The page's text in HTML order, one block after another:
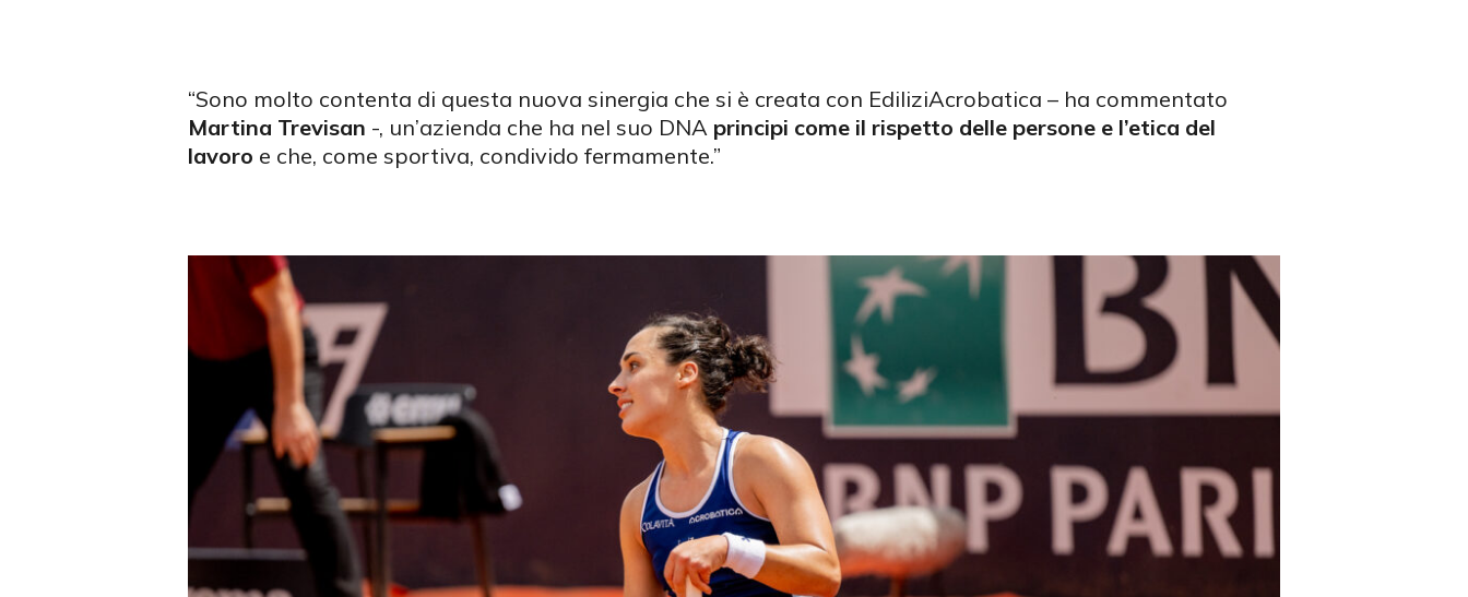
“Sono molto contenta di questa nuova sinergia che si è creata con EdiliziAcrobatica – ha commentato
Martina Trevisan -, un’azienda che ha nel suo DNA principi come il rispetto delle persone e l’etica del
lavoro e che, come sportiva, condivido fermamente.”